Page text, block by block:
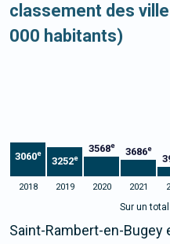
classement des
000 habitants)
3060e
3252e
3568e
3686e
2018 2019 2020 2021
Sur un
Saint-Rambert-en-Bugey